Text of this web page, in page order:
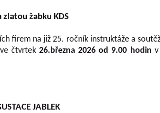
zlatou žabku KDS
firem na již 25. ročník instruktáže a
ve čtvrtek26.března 2026 od 9.00 hodin v
JABLEK